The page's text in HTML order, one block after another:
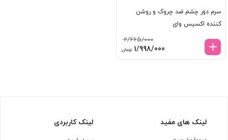
سرم دور چشم ضد چروک و روشن
کننده اکسیس وای
2/665/000
قیمت
1/998/000 تومانقیمت
لینک های مفید لینک کاربردی